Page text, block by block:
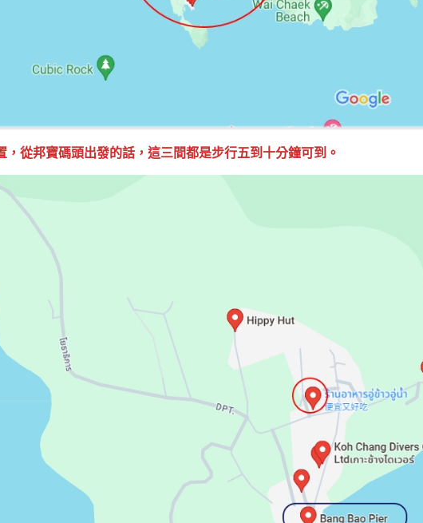
，從邦寶碼頭出發的話，這三間都是步行五到十分鐘可到。